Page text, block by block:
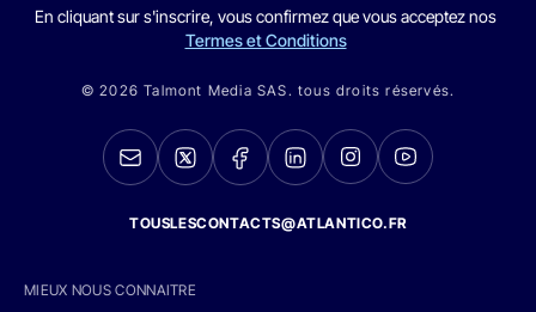
En cliquant sur s'inscrire, vous confirmez que vous acceptez nos
Termes et Conditions
© 2026 Talmont Media SAS. tous droits réservés.
TOUSLESCONTACTS@ATLANTICO.FR
MIEUX NOUS CONNAITRE